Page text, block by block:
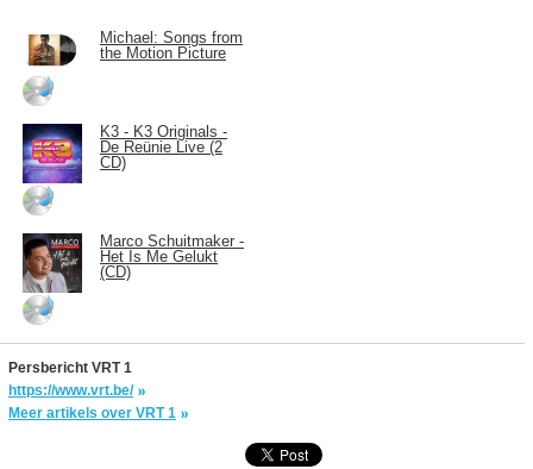
Michael: Songs from
the Motion Picture
K3 - K3 Originals -
De Reünie Live (2
CD)
Marco Schuitmaker -
Het Is Me Gelukt
(CD)
Persbericht VRT 1
https://www.vrt.be/
Meer artikels over VRT 1